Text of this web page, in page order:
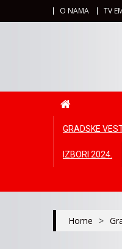
O NAMA TV
GRADSKE
IZBORI 2024.
Home >